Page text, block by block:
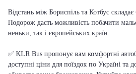
Відстань між Бориспіль та Котбус
Подорож дасть можливість побачити
неньки, так і європейських країн.
✅ KLR Bus пропонує вам комфортні
доступні ціни для поїздок по Україні та